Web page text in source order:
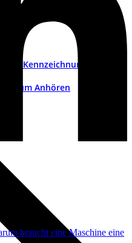
„CE-Kennzeichnung als
zum Anhören
braucht eine Maschine eine